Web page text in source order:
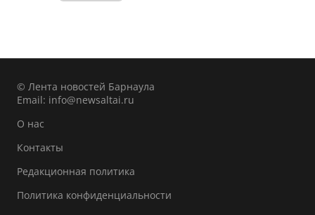
© Лента новостей Барнаула
Email: info@newsaltai.ru
О нас
Контакты
Редакционная политика
Политика конфиденциальности